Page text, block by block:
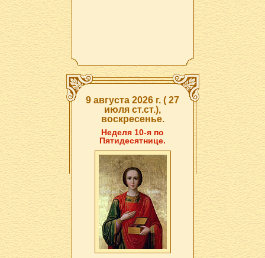
9 августа 2026 г. ( 27
июля ст.ст.),
воскресенье.
Неделя 10-я по
Пятидесятнице.